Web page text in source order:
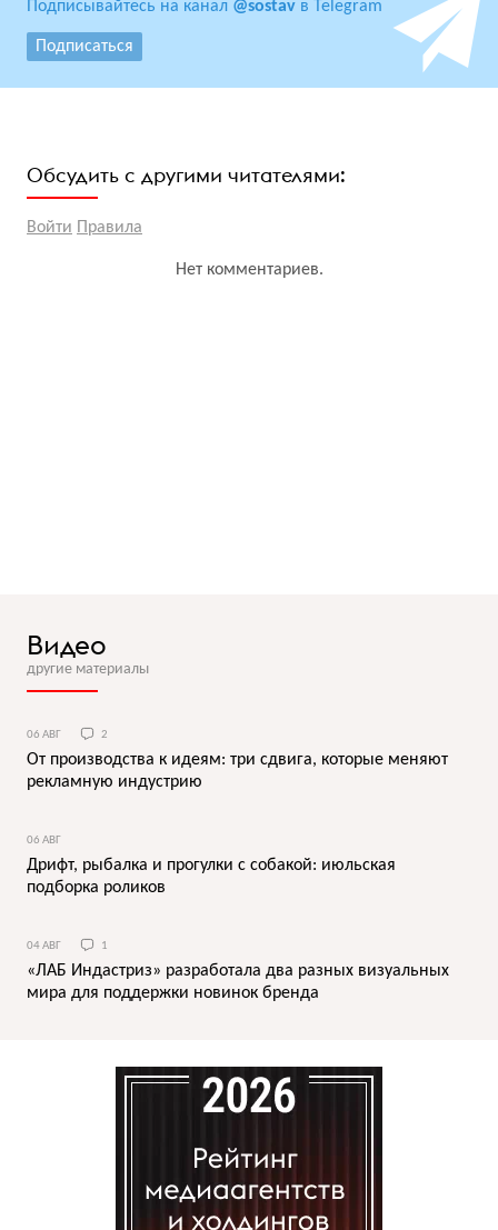
Подписывайтесь на канал @sostav в Telegram
Подписаться
Обсудить с другими читателями:
Войти Правила
Нет комментариев.
Видео
другие материалы
06 АВГ 2
От производства к идеям: три сдвига, которые меняют
рекламную индустрию
06 АВГ
Дрифт, рыбалка и прогулки с собакой: июльская
подборка роликов
04 АВГ 1
«ЛАБ Индастриз» разработала два разных визуальных
мира для поддержки новинок бренда